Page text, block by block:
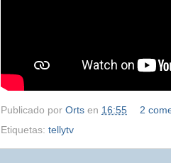
Publicado por Orts en 16:55
2
Etiquetas: tellytv